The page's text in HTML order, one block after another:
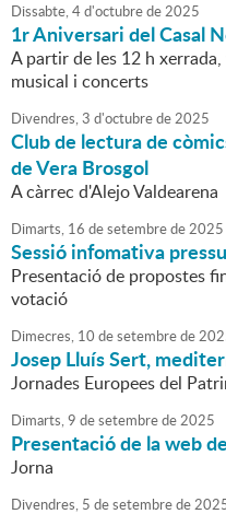
Dissabte,4d'octubrede2025
1r Aniversari del Casal
A partir de les 12 h
musical i concerts
Divendres,3 d'octubrede2025
Club de lectura de
de Vera Brosgol
A càrrec d'Alejo Valdearena
Dimarts, 16 desetembrede2025
Sessió infomativa
Presentació de propostes
votació
Dimecres, 10 desetembrede
Josep Lluís Sert,
Jornades Europees del
Dimarts,9 desetembrede2025
Presentació de la web
Jorna
Divendres, 5 desetembrede